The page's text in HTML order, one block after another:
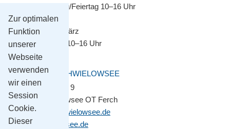
Zur optimalen
Funktion
unserer
Webseite
verwenden
wir einen
Session
Cookie.
Dieser
Montag–Sonntag/Feiertag 10–16 Uhr
November bis März
Montag–Freitag 10–16 Uhr
GEMEINDE SCHWIELOWSEE
Potsdamer Platz 9
14548 Schwielowsee OT Ferch
gemeinde@schwielowsee.de
www.schwielowsee.de